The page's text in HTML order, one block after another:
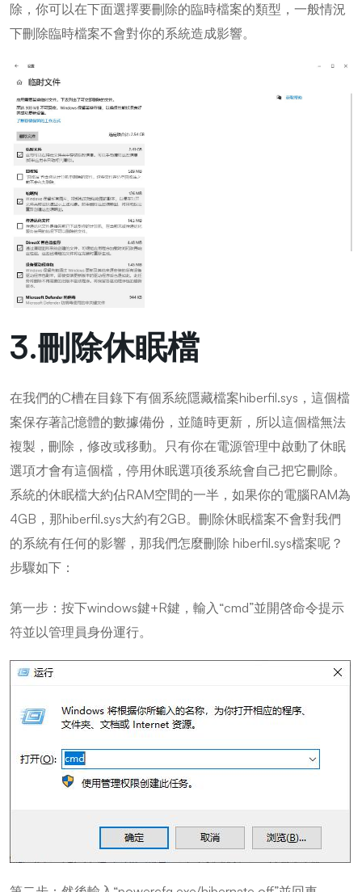
除，你可以在下面選擇要刪除的臨時檔案的類型，一般情況
下刪除臨時檔案不會對你的系統造成影響。
3.刪除休眠檔
在我們的C槽在目錄下有個系統隱藏檔案hiberfil.sys，這個檔
案保存著記憶體的數據備份，並隨時更新，所以這個檔無法
複製，刪除，修改或移動。只有你在電源管理中啟動了休眠
選項才會有這個檔，停用休眠選項後系統會自己把它刪除。
系統的休眠檔大約佔RAM空間的一半，如果你的電腦RAM為
4GB，那hiberfil.sys大約有2GB。刪除休眠檔案不會對我們
的系統有任何的影響，那我們怎麼刪除 hiberfil.sys檔案呢？
步驟如下：
第一步：按下windows鍵+R鍵，輸入“cmd”並開啓命令提示
符並以管理員身份運行。